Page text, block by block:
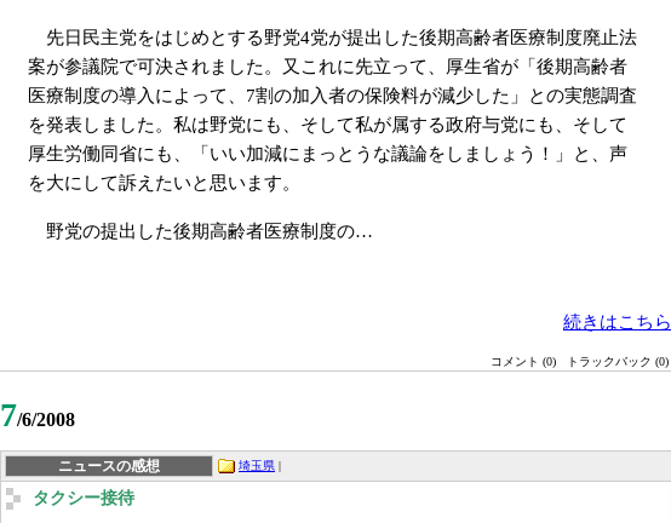
先日民主党をはじめとする野党4党が提出した後期高齢者医療制度廃止法
案が参議院で可決されました。又これに先立って、厚生省が「後期高齢者
医療制度の導入によって、7割の加入者の保険料が減少した」との実態調査
を発表しました。私は野党にも、そして私が属する政府与党にも、そして
厚生労働同省にも、「いい加減にまっとうな議論をしましょう！」と、声
を大にして訴えたいと思います。
野党の提出した後期高齢者医療制度の…
続きはこちら
コメント (0) トラックバック (0)
7/6/2008
ニュースの感想 埼玉県 |
タクシー接待